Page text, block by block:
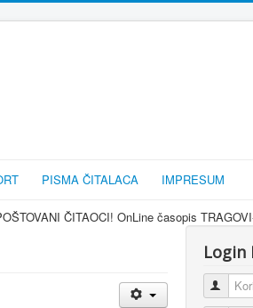
PISMA ČITALACA IMPRESUM
ČITAOCI! OnLine časopis TRAGOVI-
Login